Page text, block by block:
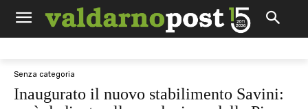
Senza categoria
Inaugurato il nuovo stabilimento Savini: